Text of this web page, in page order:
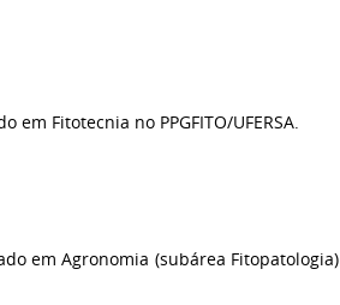
Fitotecnia no PPGFITO/UFERSA.
em Agronomia (subárea Fitopatologia)